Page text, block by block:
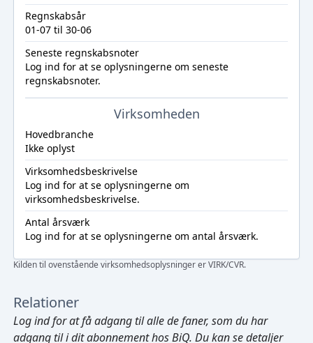
Regnskabsår
01-07 til 30-06
Seneste regnskabsnoter
Log ind for at se oplysningerne om seneste
regnskabsnoter.
Virksomheden
Hovedbranche
Ikke oplyst
Virksomhedsbeskrivelse
Log ind for at se oplysningerne om
virksomhedsbeskrivelse.
Antal årsværk
Log ind for at se oplysningerne om antal årsværk.
Kilden til ovenstående virksomhedsoplysninger er VIRK/CVR.
Relationer
Log indfor at få adgang til alle de faner, som du har
adgang til i dit abonnement hos BiQ. Du kan se detaljer